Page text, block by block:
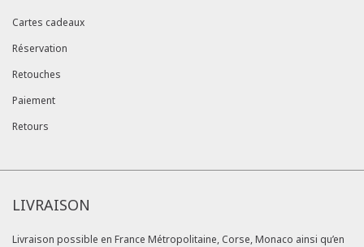
Cartes cadeaux
Réservation
Retouches
Paiement
Retours
LIVRAISON
Livraison possible en France Métropolitaine, Corse, Monaco ainsi qu’en